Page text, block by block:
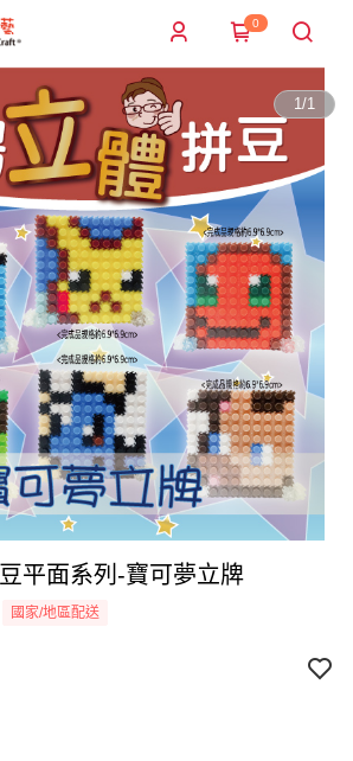
0
1/1
平面系列-寶可夢立牌
國家/地區配送